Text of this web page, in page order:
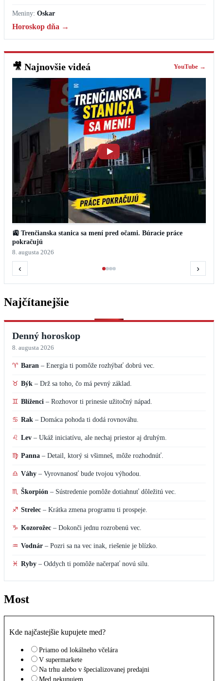
Meniny: Oskar
Horoskop dňa →
🎥 Najnovšie videá YouTube →
🚉 Trenčianska stanica sa mení pred očami. Búracie práce
pokračujú
8. augusta 2026
‹ ›
Najčítanejšie
Denný horoskop
8. augusta 2026
♈ Baran – Energia ti pomôže rozhýbať dobrú vec.
♉ Býk – Drž sa toho, čo má pevný základ.
♊ Blíženci – Rozhovor ti prinesie užitočný nápad.
♋ Rak – Domáca pohoda ti dodá rovnováhu.
♌ Lev – Ukáž iniciatívu, ale nechaj priestor aj druhým.
♍ Panna – Detail, ktorý si všimneš, môže rozhodnúť.
♎ Váhy – Vyrovnanosť bude tvojou výhodou.
♏ Škorpión – Sústredenie pomôže dotiahnuť dôležitú vec.
♐ Strelec – Krátka zmena programu ti prospeje.
♑ Kozorožec – Dokonči jednu rozrobenú vec.
♒ Vodnár – Pozri sa na vec inak, riešenie je blízko.
♓ Ryby – Oddych ti pomôže načerpať novú silu.
Most
Kde najčastejšie kupujete med?
Priamo od lokálneho včelára
V supermarkete
Na trhu alebo v špecializovanej predajni
Med nekupujem